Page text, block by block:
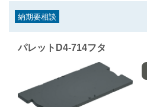
納期要相談
パレットD4-714フタ